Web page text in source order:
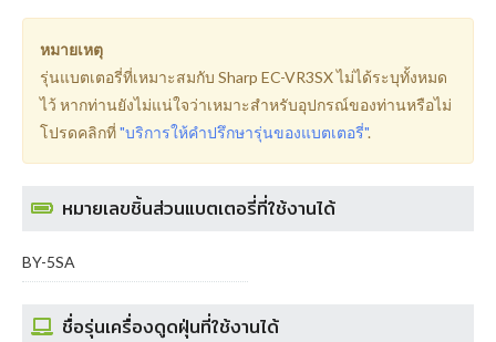
หมายเหตุ
รุ่นแบตเตอรี่ที่เหมาะสมกับ Sharp EC-VR3SX ไม่ได้ระบุทั้งหมด
ไว้ หากท่านยังไม่แน่ใจว่าเหมาะสำหรับอุปกรณ์ของท่านหรือไม่
โปรดคลิกที่"บริการให้คำปรึกษารุ่นของแบตเตอรี่".
หมายเลขชิ้นส่วนแบตเตอรี่ที่ใช้งานได้
BY-5SA
ชื่อรุ่นเครื่องดูดฝุ่นที่ใช้งานได้